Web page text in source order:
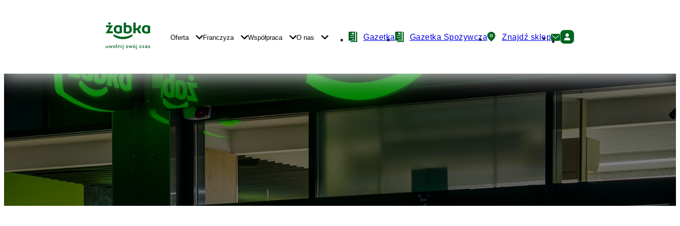
Główne
Logo
Główna
Nawigacja
Oferta Franczyza Współpraca O nas
NawigacjaGazetka Gazetka Spożywcza Znajdź sklep